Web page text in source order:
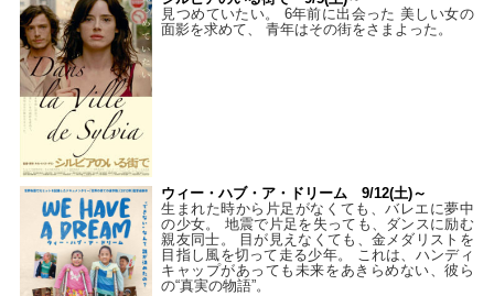
見つめていたい。 6年前に出会った 美しい女の
面影を求めて、 青年はその街をさまよった。
ウィー・ハブ・ア・ドリーム 9/12(土)～
生まれた時から片足がなくても、バレエに夢中
の少女。 地震で片足を失っても、ダンスに励む
親友同士。 目が見えなくても、金メダリストを
目指し風を切って走る少年。 これは、ハンディ
キャップがあっても未来をあきらめない、彼ら
の“真実の物語”。